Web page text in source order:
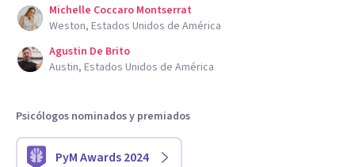
Michelle Coccaro Montserrat
Weston, Estados Unidos de América
Agustin De Brito
Austin, Estados Unidos de América
Psicólogos nominados y premiados
PyM Awards 2024